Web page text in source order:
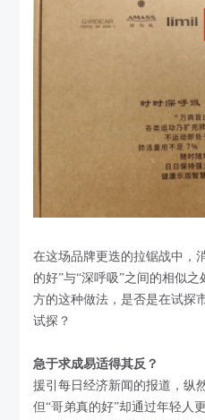
在这场品牌更迭的拉锯战中，
的好”与“深呼吸”之间的相似
方的这种做法，是否是在试探
试探？
急于求成易适得其反？
援引每日经济新闻的报道，纵
但“哥弟真的好”却通过年轻人